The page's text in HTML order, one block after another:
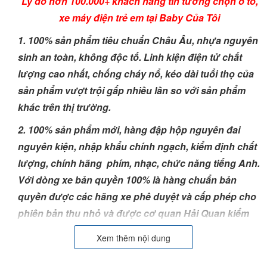
xe máy điện trẻ em tại Baby Của Tôi
1. 100% sản phẩm tiêu chuẩn Châu Âu, nhựa nguyên
sinh an toàn, không độc tố. Linh kiện điện tử chất
lượng cao nhất, chống cháy nổ, kéo dài tuổi thọ của
sản phẩm vượt trội gấp nhiều lần so với sản phẩm
khác trên thị trường.
2. 100% sản phẩm mới, hàng đập hộp nguyên đai
nguyên kiện, nhập khẩu chính ngạch, kiểm định chất
lượng, chính hãng phím, nhạc, chức năng tiếng Anh.
Với dòng xe bản quyền 100% là hàng chuẩn bản
quyền được các hãng xe phê duyệt và cấp phép cho
phiên bản thu nhỏ và được cơ quan Hải Quan kiểm
duyệt hồ sơ.
3. Bảo hành điện tử 24 tháng trên toàn quốc, bảo trì
Xem thêm nội dung